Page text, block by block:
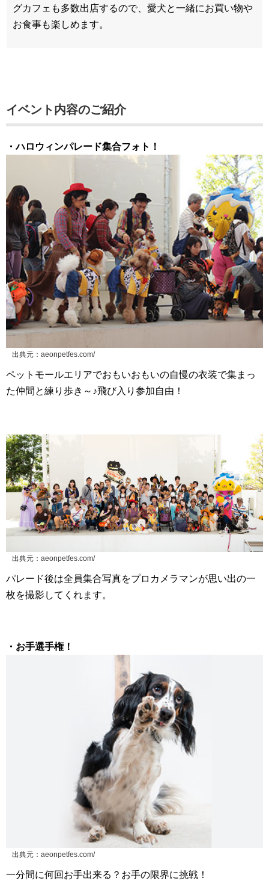
グカフェも多数出店するので、愛犬と一緒にお買い物や
お食事も楽しめます。
イベント内容のご紹介
・ハロウィンパレード集合フォト！
出典元：aeonpetfes.com/
ペットモールエリアでおもいおもいの自慢の衣装で集まっ
た仲間と練り歩き～♪飛び入り参加自由！
出典元：aeonpetfes.com/
パレード後は全員集合写真をプロカメラマンが思い出の一
枚を撮影してくれます。
・お手選手権！
出典元：aeonpetfes.com/
一分間に何回お手出来る？お手の限界に挑戦！